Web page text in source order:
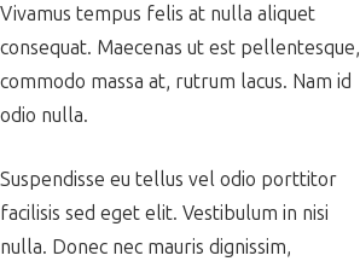
Vivamus tempus felis at nulla aliquet
consequat. Maecenas ut est pellentesque,
commodo massa at, rutrum lacus. Nam id
odio nulla.
Suspendisse eu tellus vel odio porttitor
facilisis sed eget elit. Vestibulum in nisi
nulla. Donec nec mauris dignissim,